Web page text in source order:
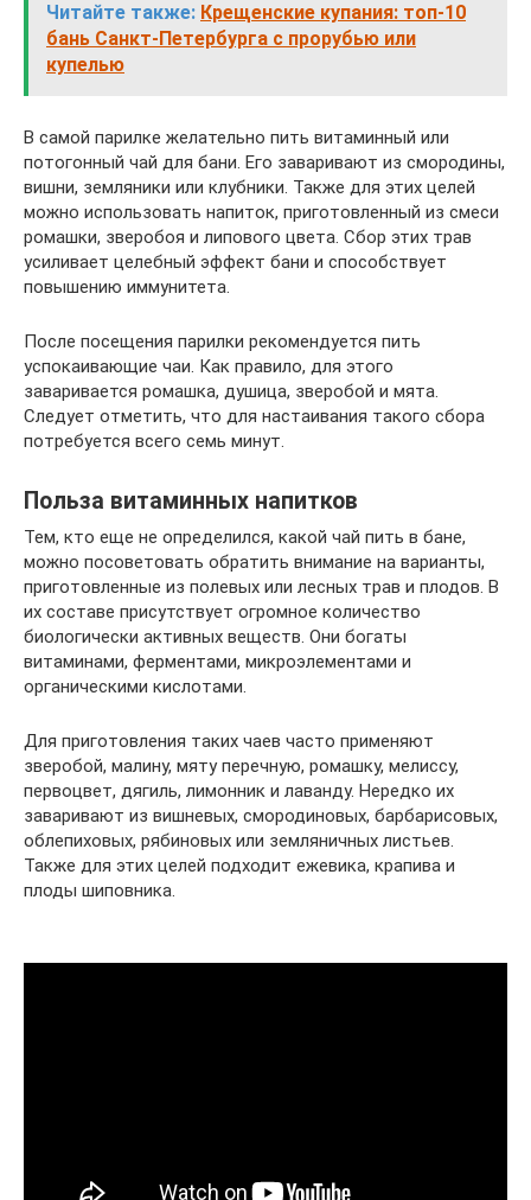
Читайте также: Крещенские купания: топ-10
бань Санкт-Петербурга с прорубью или
купелью
В самой парилке желательно пить витаминный или
потогонный чай для бани. Его заваривают из смородины,
вишни, земляники или клубники. Также для этих целей
можно использовать напиток, приготовленный из смеси
ромашки, зверобоя и липового цвета. Сбор этих трав
усиливает целебный эффект бани и способствует
повышению иммунитета.
После посещения парилки рекомендуется пить
успокаивающие чаи. Как правило, для этого
заваривается ромашка, душица, зверобой и мята.
Следует отметить, что для настаивания такого сбора
потребуется всего семь минут.
Польза витаминных напитков
Тем, кто еще не определился, какой чай пить в бане,
можно посоветовать обратить внимание на варианты,
приготовленные из полевых или лесных трав и плодов. В
их составе присутствует огромное количество
биологически активных веществ. Они богаты
витаминами, ферментами, микроэлементами и
органическими кислотами.
Для приготовления таких чаев часто применяют
зверобой, малину, мяту перечную, ромашку, мелиссу,
первоцвет, дягиль, лимонник и лаванду. Нередко их
заваривают из вишневых, смородиновых, барбарисовых,
облепиховых, рябиновых или земляничных листьев.
Также для этих целей подходит ежевика, крапива и
плоды шиповника.